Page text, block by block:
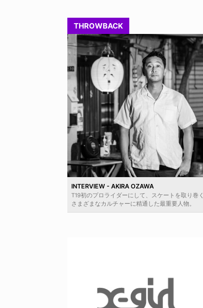
THROWBACK
INTERVIEW - AKIRA OZAWA
T19初のプロライダーにして、スケートを取り巻く
さまざまなカルチャーに精通した最重要人物。